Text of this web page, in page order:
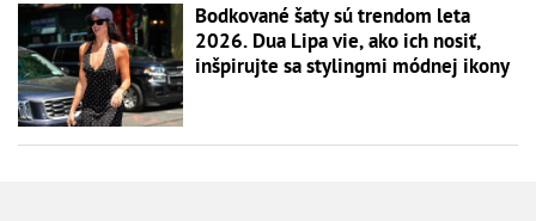
Bodkované šaty sú trendom leta
2026. Dua Lipa vie, ako ich nosiť,
inšpirujte sa stylingmi módnej ikony